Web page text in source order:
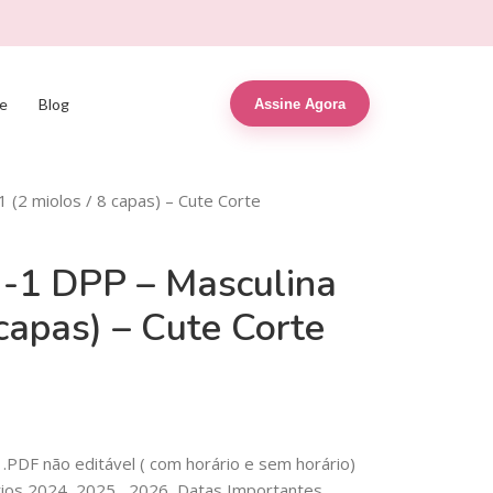
Blog Assine Agora
(2 miolos / 8 capas) – Cute Corte
DPP – Masculina
– Cute Corte
não editável ( com horário e sem horário)